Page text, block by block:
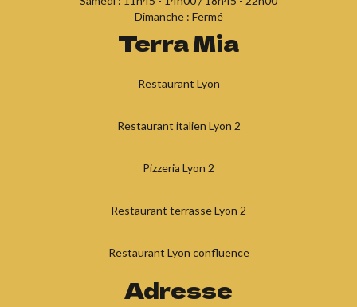
Dimanche : Fermé
Terra Mia
Restaurant Lyon
Restaurant italien Lyon 2
Pizzeria Lyon 2
Restaurant terrasse Lyon 2
Restaurant Lyon confluence
Adresse